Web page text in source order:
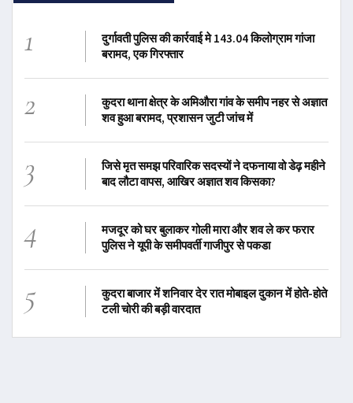
1
दुर्गावती पुलिस की कार्रवाई मे 143.04 किलोग्राम गांजा
बरामद, एक गिरफ्तार
2
कुदरा थाना क्षेत्र के अमिऔरा गांव के समीप नहर से अज्ञात
शव हुआ बरामद, प्रशासन जुटी जांच में
3
जिसे मृत समझ परिवारिक सदस्यों ने दफनाया वो डेढ़ महीने
बाद लौटा वापस, आखिर अज्ञात शव किसका?
4
मजदूर को घर बुलाकर गोली मारा और शव ले कर फरार
पुलिस ने यूपी के समीपवर्ती गाजीपुर से पकडा
5
कुदरा बाजार में शनिवार देर रात मोबाइल दुकान में होते-होते
टली चोरी की बड़ी वारदात